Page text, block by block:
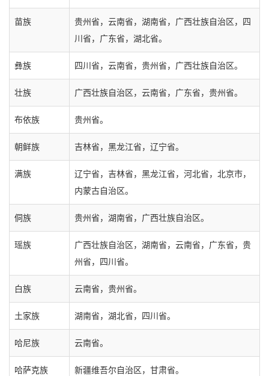
苗族
贵州省，云南省，湖南省，广西壮族自治区，四
川省，广东省，湖北省。
彝族 四川省，云南省，贵州省，广西壮族自治区。
壮族 广西壮族自治区，云南省，广东省，贵州省。
布依族 贵州省。
朝鲜族 吉林省，黑龙江省，辽宁省。
满族
辽宁省，吉林省，黑龙江省，河北省，北京市，
内蒙古自治区。
侗族 贵州省，湖南省，广西壮族自治区。
瑶族
广西壮族自治区，湖南省，云南省，广东省，贵
州省，四川省。
白族 云南省，贵州省。
土家族 湖南省，湖北省，四川省。
哈尼族 云南省。
哈萨克族 新疆维吾尔自治区，甘肃省。